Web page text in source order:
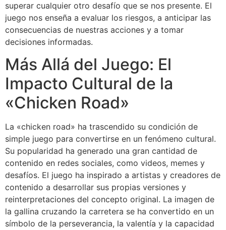
superar cualquier otro desafío que se nos presente. El
juego nos enseña a evaluar los riesgos, a anticipar las
consecuencias de nuestras acciones y a tomar
decisiones informadas.
Más Allá del Juego: El
Impacto Cultural de la
«Chicken Road»
La «chicken road» ha trascendido su condición de
simple juego para convertirse en un fenómeno cultural.
Su popularidad ha generado una gran cantidad de
contenido en redes sociales, como videos, memes y
desafíos. El juego ha inspirado a artistas y creadores de
contenido a desarrollar sus propias versiones y
reinterpretaciones del concepto original. La imagen de
la gallina cruzando la carretera se ha convertido en un
símbolo de la perseverancia, la valentía y la capacidad